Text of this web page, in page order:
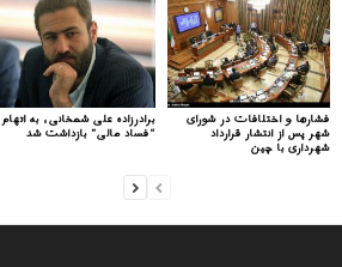
برادرزاده علی شمخانی، به اتهام
“فساد مالی” بازداشت شد
فشارها و اختلافات در شورای
شهر پس از انتشار قرارداد
شهرداری با چین